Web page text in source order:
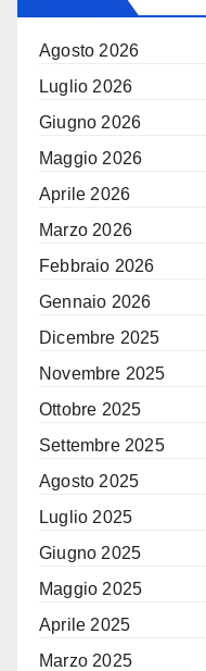
Agosto 2026
Luglio 2026
Giugno 2026
Maggio 2026
Aprile 2026
Marzo 2026
Febbraio 2026
Gennaio 2026
Dicembre 2025
Novembre 2025
Ottobre 2025
Settembre 2025
Agosto 2025
Luglio 2025
Giugno 2025
Maggio 2025
Aprile 2025
Marzo 2025